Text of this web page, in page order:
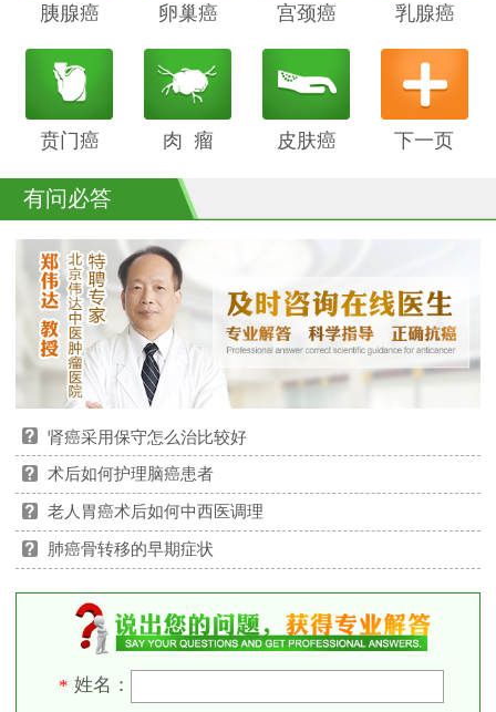
下一页
胰腺癌 鳞癌
卵巢癌 骨癌
宫颈癌 喉癌
乳腺癌
贲门癌 阴茎癌肉 瘤 白血病皮肤癌
有问必答
肾癌采用保守怎么治比较好
术后如何护理脑癌患者
老人胃癌术后如何中西医调理
肺癌骨转移的早期症状
* 姓名：